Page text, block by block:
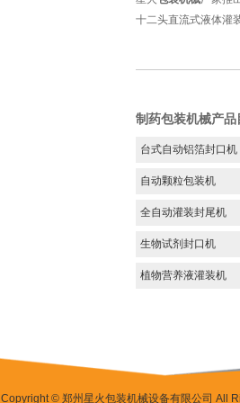
十二头直流式液体灌
制药包装机械产品
台式自动铝箔封口机
自动颗粒包装机
全自动灌装封尾机
生物试剂封口机
植物营养液灌装机
Copyright © 郑州星火包装机械设备有限公司 All